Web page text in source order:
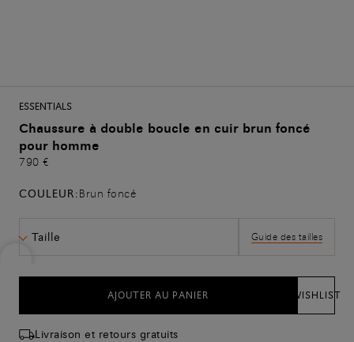
ESSENTIALS
Chaussure à double boucle en cuir brun foncé
pour homme
790 €
COULEUR:Brun foncé
Taille Guide des tailles
AJOUTER AU PANIER WISHLIST
Livraison et retours gratuits